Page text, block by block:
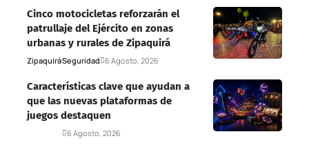
Cinco motocicletas reforzarán el
patrullaje del Ejército en zonas
urbanas y rurales de Zipaquirá
ZipaquiráSeguridad 6 Agosto, 2026
Características clave que ayudan a
que las nuevas plataformas de
juegos destaquen
6 Agosto, 2026